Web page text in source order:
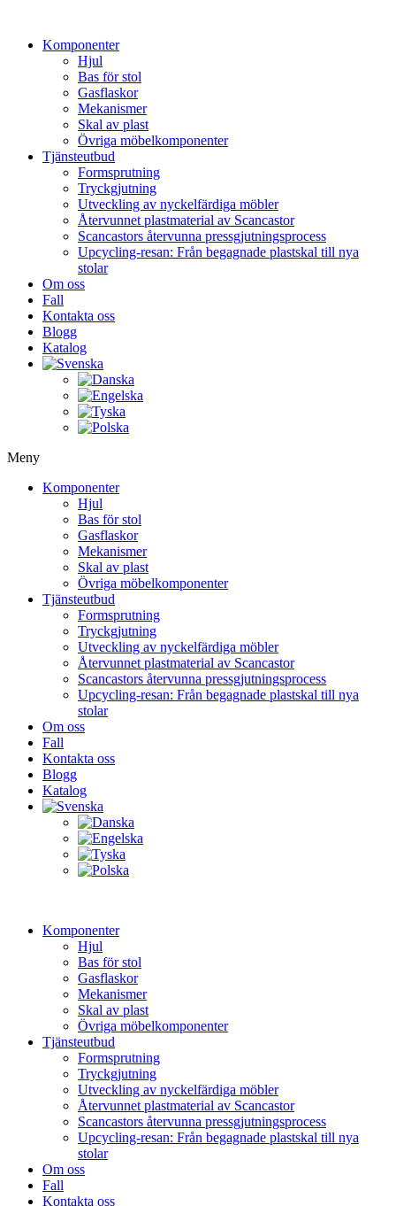
innehållKomponenter
Hjul
Bas för stol
Gasflaskor
Mekanismer
Skal av plast
Övriga möbelkomponenter
Tjänsteutbud
Formsprutning
Tryckgjutning
Utveckling av nyckelfärdiga möbler
Återvunnet plastmaterial av Scancastor
Scancastors återvunna pressgjutningsprocess
Upcycling-resan: Från begagnade plastskal till nya
stolar
Om oss
Fall
Kontakta oss
Blogg
Katalog
Meny
Komponenter
Hjul
Bas för stol
Gasflaskor
Mekanismer
Skal av plast
Övriga möbelkomponenter
Tjänsteutbud
Formsprutning
Tryckgjutning
Utveckling av nyckelfärdiga möbler
Återvunnet plastmaterial av Scancastor
Scancastors återvunna pressgjutningsprocess
Upcycling-resan: Från begagnade plastskal till nya
stolar
Om oss
Fall
Kontakta oss
Blogg
Katalog
Komponenter
Hjul
Bas för stol
Gasflaskor
Mekanismer
Skal av plast
Övriga möbelkomponenter
Tjänsteutbud
Formsprutning
Tryckgjutning
Utveckling av nyckelfärdiga möbler
Återvunnet plastmaterial av Scancastor
Scancastors återvunna pressgjutningsprocess
Upcycling-resan: Från begagnade plastskal till nya
stolar
Om oss
Fall
Kontakta oss